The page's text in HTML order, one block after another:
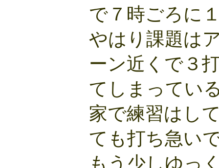
で７時ごろに
やはり課題は
ーン近くで３
てしまってい
家で練習はし
ても打ち急い
もう少しゆっ